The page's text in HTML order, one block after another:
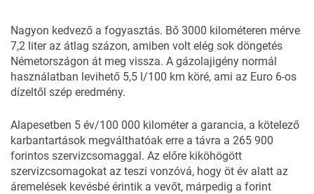
Nagyon kedvező a fogyasztás. Bő 3000 kilométeren mérve
7,2 liter az átlag százon, amiben volt elég sok döngetés
Németországon át meg vissza. A gázolajigény normál
használatban levihető 5,5 l/100 km köré, ami az Euro 6-os
dízeltől szép eredmény.
Alapesetben 5 év/100 000 kilométer a garancia, a kötelező
karbantartások megválthatóak erre a távra a 265 900
forintos szervizcsomaggal. Az előre kiköhögött
szervizcsomagokat az teszi vonzóvá, hogy öt év alatt az
áremelések kevésbé érintik a vevőt, márpedig a forint